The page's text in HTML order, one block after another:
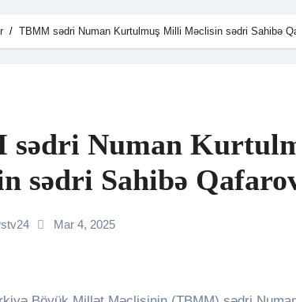
TBMM sədri Numan Kurtulmuş Milli Məclisin sədri Sahibə
sədri Numan
sədri Sahibə
Mar 4, 2025